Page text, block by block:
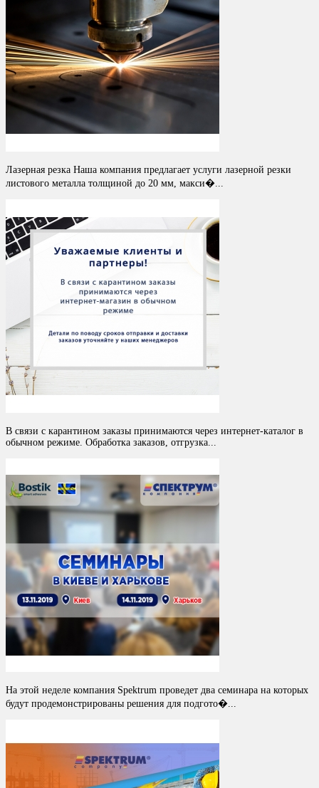
Лазерная резка Наша компания предлагает услуги лазерной резки
листового металла толщиной до 20 мм, макси�...
В связи с карантином заказы принимаются через интернет-каталог в
обычном режиме. Обработка заказов, отгрузка...
На этой неделе компания Spektrum проведет два семинара на которых
будут продемонстрированы решения для подгото�...